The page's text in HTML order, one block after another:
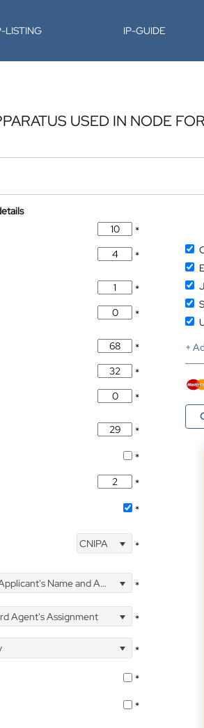
LISTING IP-GUIDE
USED IN NODE FOR
*
*
*
*
*
*
*
*
*
*
*
CNIPA *
Name and Address *
Agent's Assignment
*
*
*
*
+